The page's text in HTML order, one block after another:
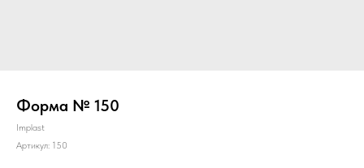
Форма № 150
Implast
Артикул: 150